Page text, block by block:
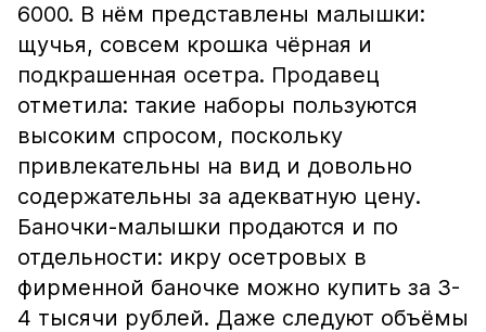
6000. В нём представлены малышки:
щучья, совсем крошка чёрная и
подкрашенная осетра. Продавец
отметила: такие наборы пользуются
высоким спросом, поскольку
привлекательны на вид и довольно
содержательны за адекватную цену.
Баночки-малышки продаются и по
отдельности: икру осетровых в
фирменной баночке можно купить за 3-
4 тысячи рублей. Даже следуют объёмы